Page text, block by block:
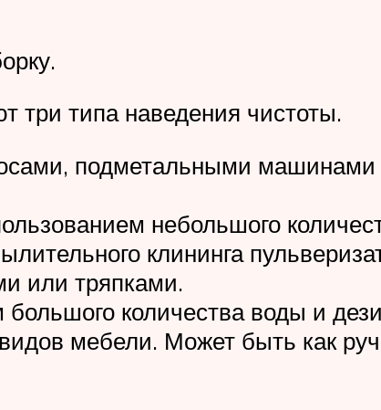
три типа наведения чистоты.
подметальными
небольшого
клининга
или тряпками.
большого количества воды и
мебели. Может быть как